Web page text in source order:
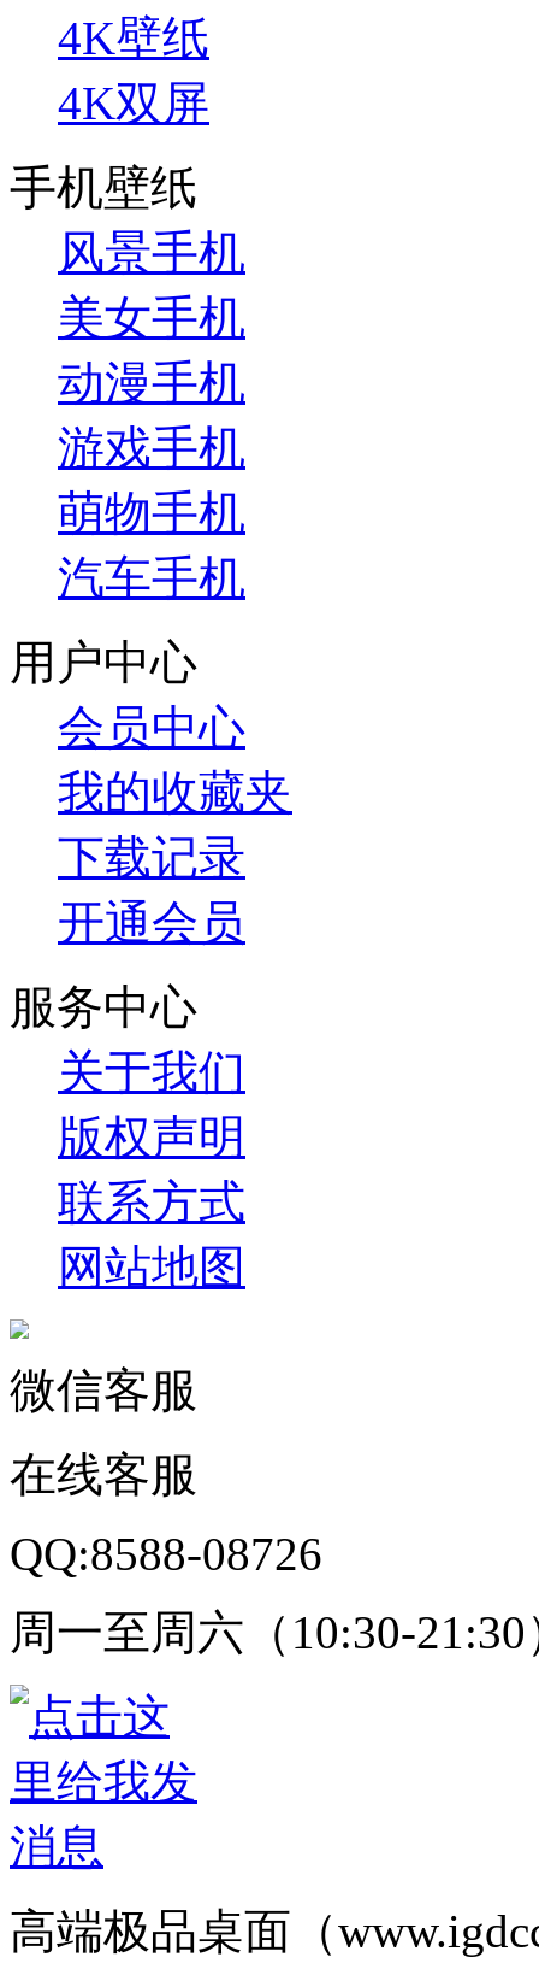
4K壁纸
4K双屏
手机壁纸
风景手机
美女手机
动漫手机
游戏手机
萌物手机
汽车手机
用户中心
会员中心
我的收藏夹
下载记录
开通会员
服务中心
关于我们
版权声明
联系方式
网站地图
微信客服
在线客服
QQ:8588-08726
周一至周六（10:30-21:30
高端极品桌面（